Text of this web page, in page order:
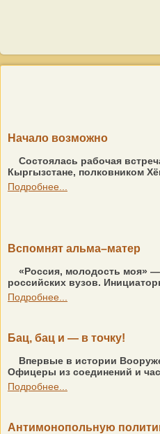
Начало возможно
Состоялась рабочая
Кыргызстане, полковником
Подробнее...
Вспомнят альма–матер
«Россия, молодость моя»
российских вузов.
Подробнее...
Бац, бац и — в точку!
Впервые в истории
Офицеры из соединений и
Подробнее...
Антимонопольную